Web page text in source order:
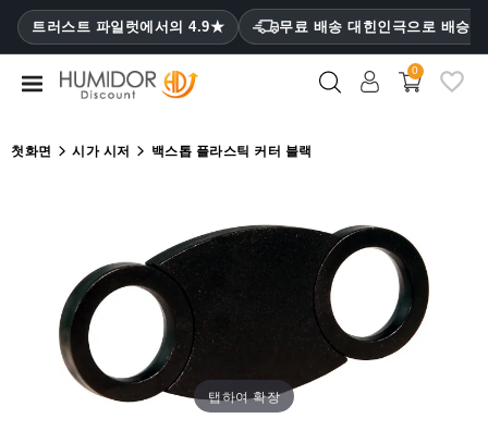
트러스트 파일럿에서의 4.9★ 무료 배송 대힌인극으로 배승
CATEGORY
휴
0
첫화면 시가 시저 백스톱 플라스틱 커터 블랙
탭하여 확장